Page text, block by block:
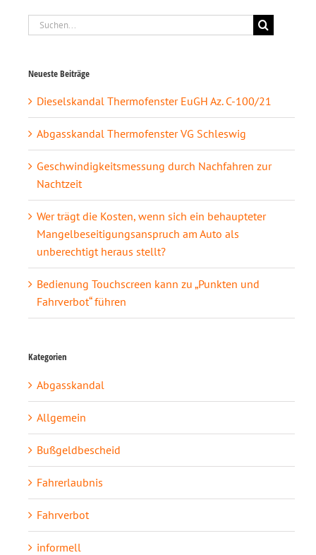
Suche
Neueste Beiträge
Dieselskandal Thermofenster EuGH Az. C-100/21
Abgasskandal Thermofenster VG Schleswig
Geschwindigkeitsmessung durch Nachfahren zur
Nachtzeit
Wer trägt die Kosten, wenn sich ein behaupteter
Mangelbeseitigungsanspruch am Auto als
unberechtigt heraus stellt?
Bedienung Touchscreen kann zu „Punkten und
Fahrverbot“ führen
Kategorien
Abgasskandal
Allgemein
Bußgeldbescheid
Fahrerlaubnis
Fahrverbot
informell